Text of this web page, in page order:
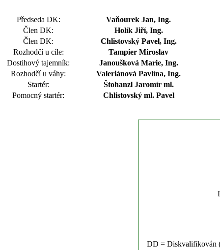
Předseda DK:
Vaňourek Jan, Ing.
Člen DK:
Holík Jiří, Ing.
Člen DK:
Chlistovský Pavel, Ing.
Rozhodčí u cíle:
Tampier Miroslav
Dostihový tajemník:
Janoušková Marie, Ing.
Rozhodčí u váhy:
Valeriánová Pavlína, Ing.
Startér:
Štohanzl Jaromír ml.
Pomocný startér:
Chlistovský ml. Pavel
DD = Diskvalifikován